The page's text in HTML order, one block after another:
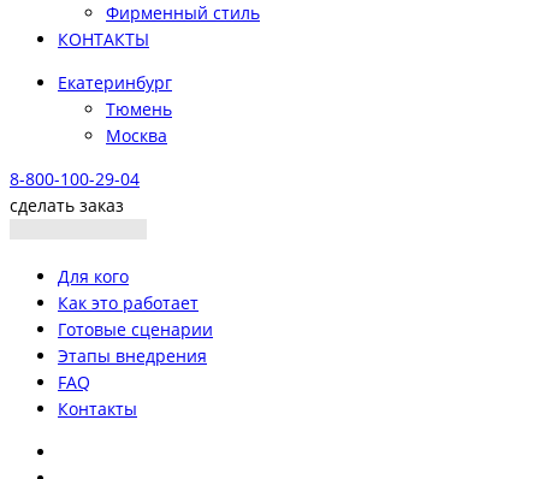
Фирменный стиль
КОНТАКТЫ
Екатеринбург
Тюмень
Москва
8-800-100-29-04
сделать заказ
Для кого
Как это работает
Готовые сценарии
Этапы внедрения
FAQ
Контакты